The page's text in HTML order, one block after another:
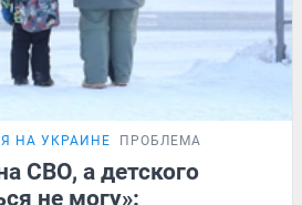
НА УКРАИНЕ ПРОБЛЕМА
СВО, а детского
не могу»: